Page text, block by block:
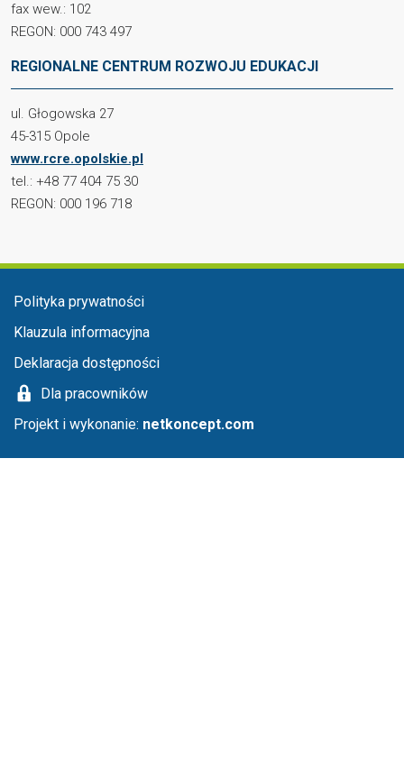
fax wew.: 102
REGON: 000 743 497
REGIONALNE CENTRUM ROZWOJU EDUKACJI
ul. Głogowska 27
45-315 Opole
www.rcre.opolskie.pl
tel.: +48 77 404 75 30
REGON: 000 196 718
Menu stopka
Polityka prywatności
Klauzula informacyjna
Deklaracja dostępności
Dla pracowników
Projekt i wykonanie: netkoncept.com